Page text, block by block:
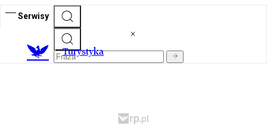
Serwisy
Turystyka